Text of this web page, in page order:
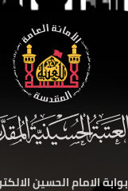
بوابة الامام الحسين